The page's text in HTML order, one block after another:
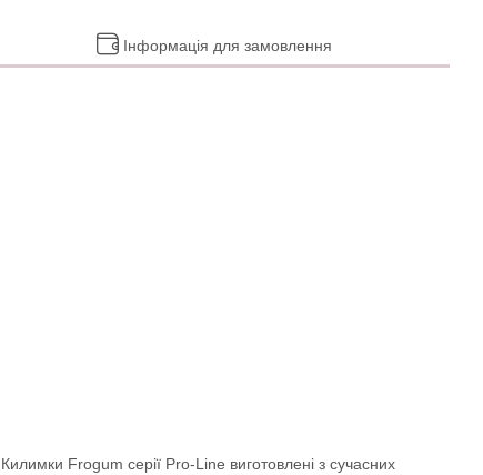
Інформація для замовлення
Frogum серії Pro-Line виготовлені з сучасних